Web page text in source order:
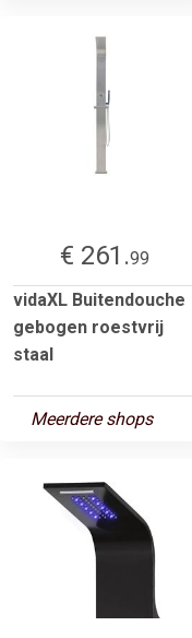
€ 261.99
vidaXL Buitendouche
gebogen roestvrij
staal
Meerdere shops